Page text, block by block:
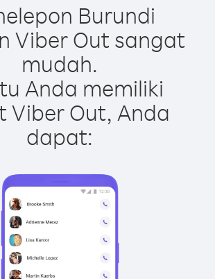
Burundi
Viber Out sangat
mudah.
Anda memiliki
Viber Out, Anda
dapat: